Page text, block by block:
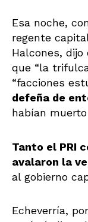
Esa noche,
regente
Halcones, dijo
que “la
“facciones
defeña de
habían
Tanto el PRI
avalaron la
al gobierno
Echeverría,